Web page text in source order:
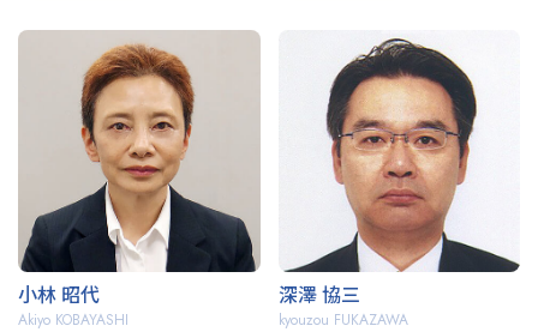
小林 昭代
Akiyo KOBAYASHI
深澤 協三
kyouzou FUKAZAWA